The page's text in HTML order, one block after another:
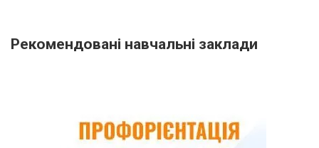
Рекомендовані навчальні заклади